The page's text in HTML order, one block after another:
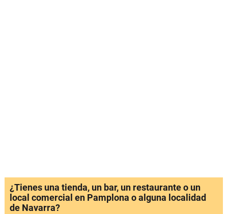
¿Tienes una tienda, un bar, un restaurante o un
local comercial en Pamplona o alguna localidad
de Navarra?